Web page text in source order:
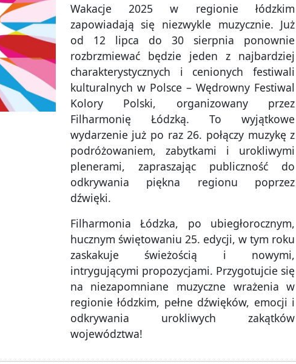
Wakacje 2025 w regionie łódzkim
zapowiadają się niezwykle muzycznie. Już
od 12 lipca do 30 sierpnia ponownie
rozbrzmiewać będzie jeden z najbardziej
charakterystycznych i cenionych festiwali
kulturalnych w Polsce – Wędrowny Festiwal
Kolory Polski, organizowany przez
Filharmonię Łódzką. To wyjątkowe
wydarzenie już po raz 26. połączy muzykę z
podróżowaniem, zabytkami i urokliwymi
plenerami, zapraszając publiczność do
odkrywania piękna regionu poprzez
dźwięki.
Filharmonia Łódzka, po ubiegłorocznym,
hucznym świętowaniu 25. edycji, w tym roku
zaskakuje świeżością i nowymi,
intrygującymi propozycjami. Przygotujcie się
na niezapomniane muzyczne wrażenia w
regionie łódzkim, pełne dźwięków, emocji i
odkrywania urokliwych zakątków
województwa!